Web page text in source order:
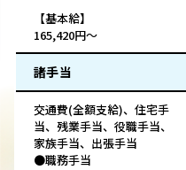
【基本給】
165,420円～
諸手当
交通費(全額支給)、住宅手
当、残業手当、役職手当、
家族手当、出張手当
●職務手当